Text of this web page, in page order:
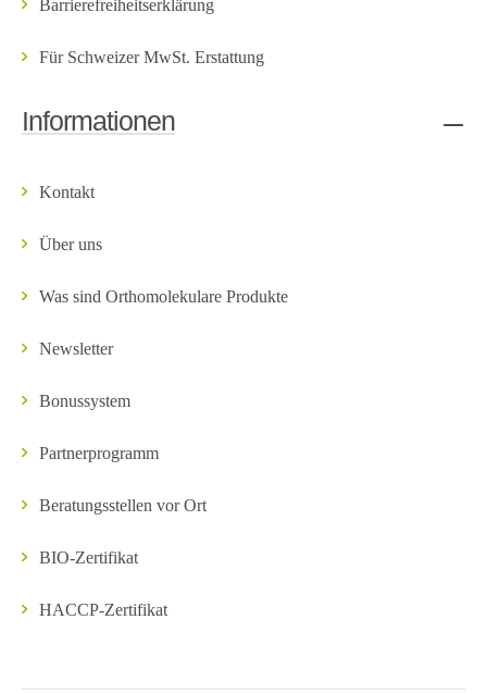
Barrierefreiheitserklärung
Für Schweizer MwSt. Erstattung
Informationen
Kontakt
Über uns
Was sind Orthomolekulare Produkte
Newsletter
Bonussystem
Partnerprogramm
Beratungsstellen vor Ort
BIO-Zertifikat
HACCP-Zertifikat